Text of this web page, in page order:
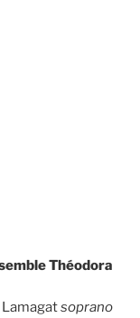
Théodora
soprano